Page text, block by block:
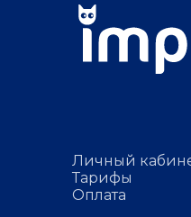
Личный
Тарифы
Оплата